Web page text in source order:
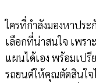
ใครที่กำลังมองหาปร
เลือกที่น่าสนใจ เพร
แผนได้เอง พร้อมเปรี
รถยนต์ให้คุณตัดสินใจ